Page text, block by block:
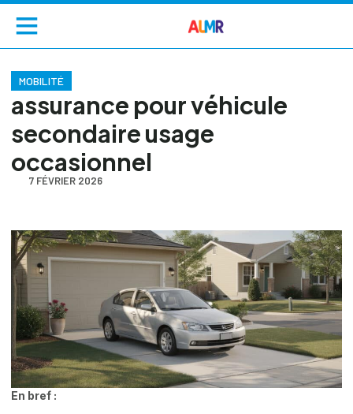
MOBILITÉ
assurance pour véhicule
secondaire usage
occasionnel
7 FÉVRIER 2026
En bref :